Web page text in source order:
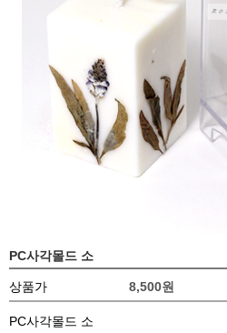
PC사각몰드 소
상품가 8,500원
PC사각몰드 소